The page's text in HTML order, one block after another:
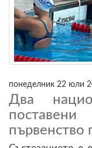
понеделник 22 юли
Два
първенство